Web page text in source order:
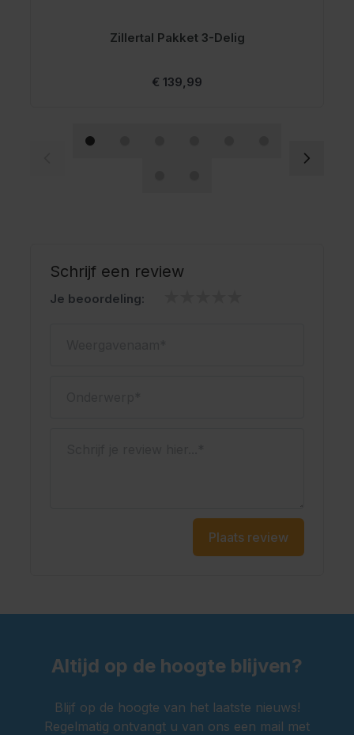
Oktoberfestwinkel.nl jouw specialist in lederhosen.
Zillertal Pakket 3-Delig
Vanaf
€ 139,99
Schrijf een review
Je beoordeling:
Plaats review
Altijd op de hoogte blijven?
Blijf op de hoogte van het laatste nieuws!
Regelmatig ontvangt u van ons een mail met